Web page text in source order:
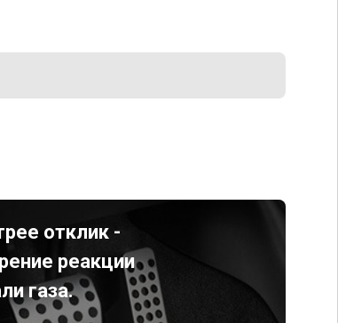
отклик -
реакции
газа.